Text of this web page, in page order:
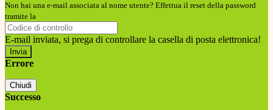
Non hai una e-mail associata al nome utente? Effettua il reset della password
tramite la
E-mail inviata, si prega di controllare la casella di posta elettronica!
Errore
Chiudi
Successo